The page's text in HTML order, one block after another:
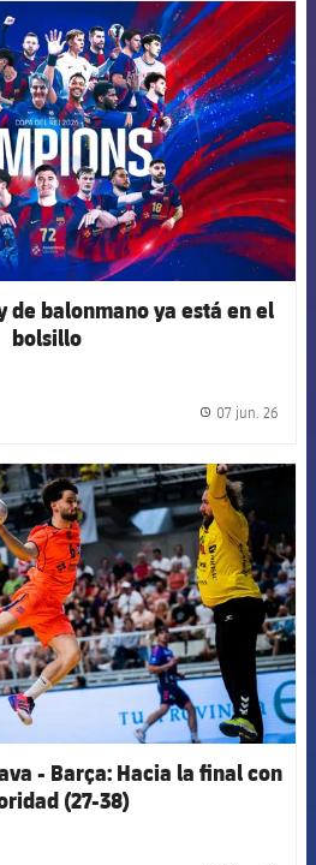
FCB Barcelona badge
de balonmano ya está en el
bolsillo
07 jun. 26
FCB Barcelona badge
- Barça: Hacia la final con
(27-38)